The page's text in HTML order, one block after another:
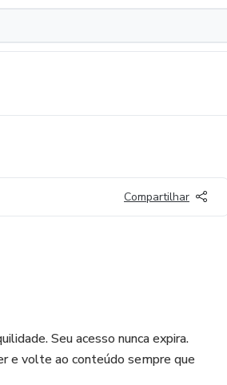
Compartilhar
Seu acesso nunca expira.
e volte ao conteúdo sempre que